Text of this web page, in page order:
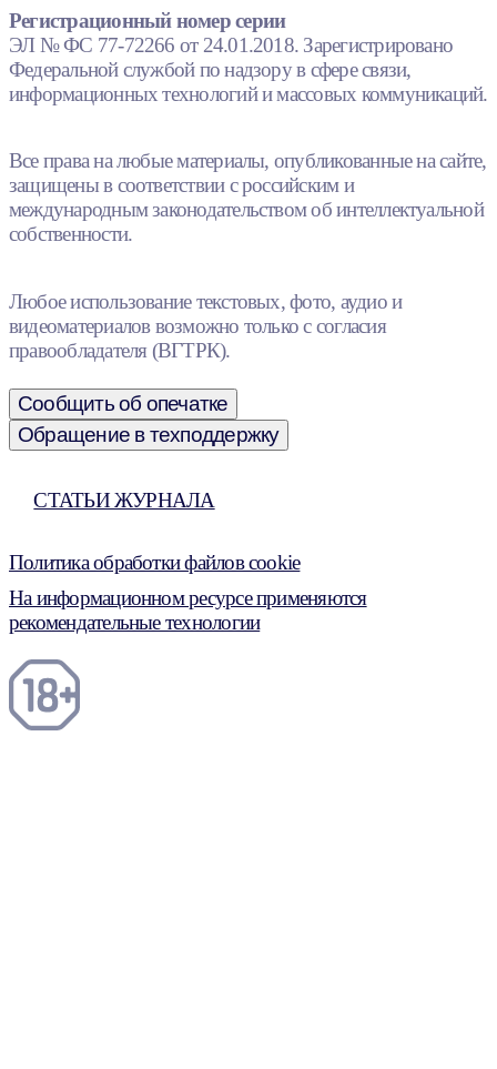
Регистрационный номер серии
ЭЛ № ФС 77-72266 от 24.01.2018. Зарегистрировано
Федеральной службой по надзору в сфере связи,
информационных технологий и массовых коммуникаций.
Все права на любые материалы, опубликованные на сайте,
защищены в соответствии с российским и
международным законодательством об интеллектуальной
собственности.
Любое использование текстовых, фото, аудио и
видеоматериалов возможно только с согласия
правообладателя (ВГТРК).
Сообщить об опечатке
Обращение в техподдержку
СТАТЬИ ЖУРНАЛА
Политика обработки файлов cookie
На информационном ресурсе применяются
рекомендательные технологии